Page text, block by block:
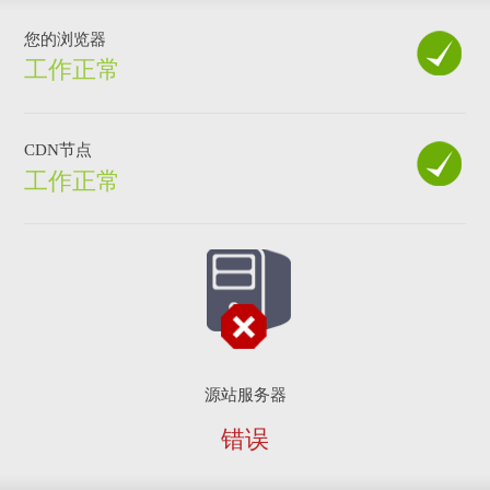
您的浏览器
工作正常
CDN节点
工作正常
源站服务器
错误